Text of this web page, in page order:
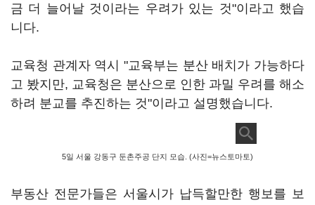
금 더 늘어날 것이라는 우려가 있는 것"이라고 했습
니다.
교육청 관계자 역시 "교육부는 분산 배치가 가능하다
고 봤지만, 교육청은 분산으로 인한 과밀 우려를 해소
하려 분교를 추진하는 것"이라고 설명했습니다.
5일 서울 강동구 둔촌주공 단지 모습. (사진=뉴스토마토)
부동산 전문가들은 서울시가 납득할만한 행보를 보